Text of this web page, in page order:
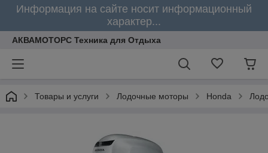
Информация на сайте носит информационный
характер...
АКВАМОТОРС Техника для Отдыха
Товары и услуги Лодочные моторы Honda